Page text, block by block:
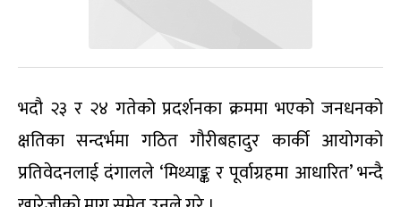
भदौ २३ र २४ गतेको प्रदर्शनका क्रममा भएको जनधनको
क्षतिका सन्दर्भमा गठित गौरीबहादुर कार्की आयोगको
प्रतिवेदनलाई दंगालले ‘मिथ्याङ्क र पूर्वाग्रहमा आधारित’ भन्दै